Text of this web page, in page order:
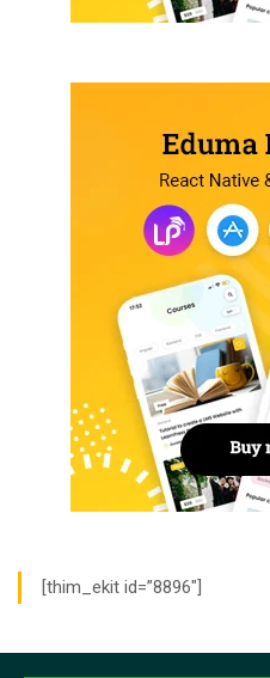
[thim_ekit id=”8896″]